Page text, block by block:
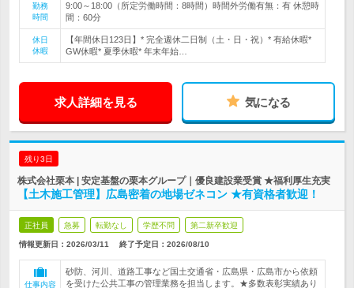
勤務
時間
9:00～18:00（所定労働時間：8時間）時間外労働有無：有 休憩時
間：60分
休日
休暇
【年間休日123日】* 完全週休二日制（土・日・祝）* 有給休暇*
GW休暇* 夏季休暇* 年末年始…
求人詳細を見る 気になる
残り3日
株式会社栗本 | 安定基盤の栗本グループ｜優良建設業受賞 ★福利厚生充実
【土木施工管理】広島密着の地場ゼネコン ★有資格者歓迎！
正社員 急募 転勤なし 学歴不問 第二新卒歓迎
情報更新日：2026/03/11 終了予定日： 2026/08/10
仕事内容
砂防、河川、道路工事など国土交通省・広島県・広島市から依頼
を受けた公共工事の管理業務を担当します。★多数表彰実績あり